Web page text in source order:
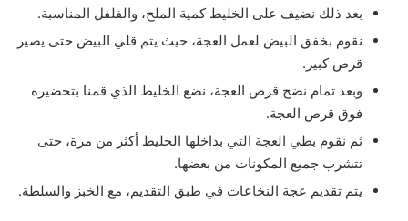
بعد ذلك نضيف على الخليط كمية الملح، والفلفل المناسبة.
نقوم بخفق البيض لعمل العجة، حيث يتم قلي البيض حتى يصير
قرص كبير.
وبعد تمام نضج قرص العجة، نضع الخليط الذي قمنا بتحضيره
فوق قرص العجة.
ثم نقوم بطي العجة التي بداخلها الخليط أكثر من مرة، حتى
تتشرب جميع المكونات من بعضها.
يتم تقديم عجة النخاعات في طبق التقديم، مع الخبز والسلطة.